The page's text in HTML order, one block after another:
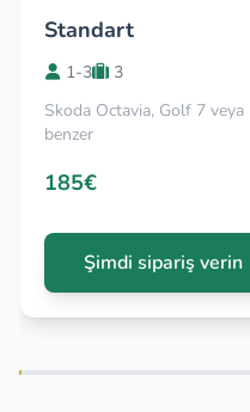
Standart
1-3
3
Skoda Octavia, Golf 7 veya
benzer
185€
Şimdi sipariş verin